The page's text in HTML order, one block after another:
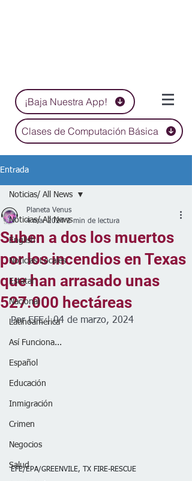
¡Baja Nuestra App!
Clases de Computación Básica
Entrada
Noticias/ All News
English
Noticias Locales
Estatal
Nacional
Latinoamérica
Así Funciona...
Español
Educación
Inmigración
Crimen
Negocios
Salud
Noticias/ All News
Suben a dos los muertos
por los incendios en Texas
que han arrasado unas
527.000 hectáreas
Planeta Venus
4 mar 2024 2 min de lectura
Por EFE | 04 de marzo, 2024
EFE/EPA/GREENVILE, TX FIRE-RESCUE